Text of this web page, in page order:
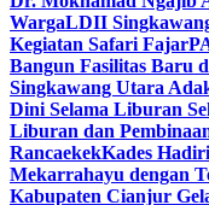
WargaLDII
Kegiatan Safari Fajar
Bangun Fasilitas Baru
Singkawang Utara
Dini Selama Liburan
Liburan dan
RancaekekKades
Mekarrahayu dengan
Kabupaten Cianjur